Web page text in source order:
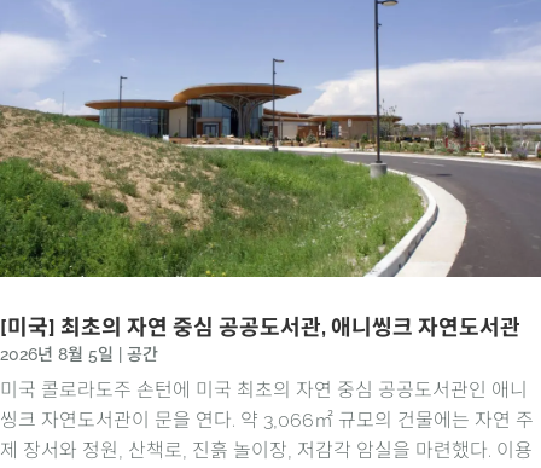
[미국] 최초의 자연 중심 공공도서관, 애니씽크 자연도서관
2026년 8월 5일 공간
미국 콜로라도주 손턴에 미국 최초의 자연 중심 공공도서관인 애니
씽크 자연도서관이 문을 연다. 약 3,066㎡ 규모의 건물에는 자연 주
제 장서와 정원, 산책로, 진흙 놀이장, 저감각 암실을 마련했다. 이용